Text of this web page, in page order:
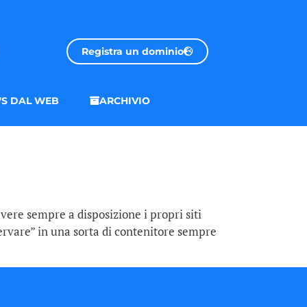
Registra un dominio
DAL WEB ARCHIVIO
sempre a disposizione i propri siti
in una sorta di contenitore sempre